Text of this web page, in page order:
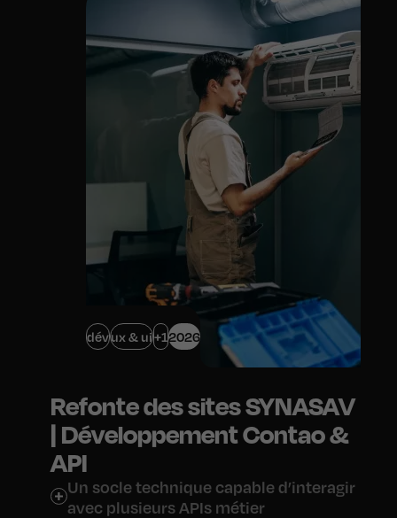
dévux & ui+12026
Refonte des sites SYNASAV
| Développement Contao &
API
Un socle technique capable d’interagir
avec plusieurs APIs métier